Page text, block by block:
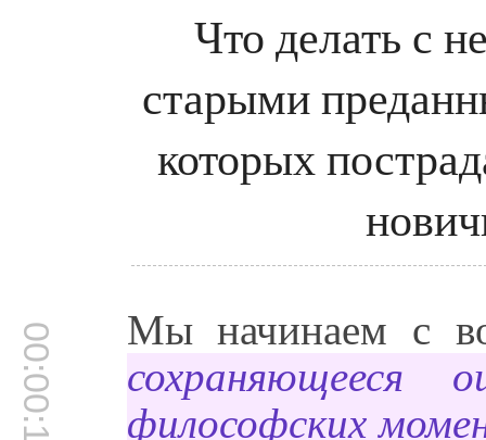
Что делать с
старыми
которых
00:00:14 Мы начинаем с
сохраняющееся
философских